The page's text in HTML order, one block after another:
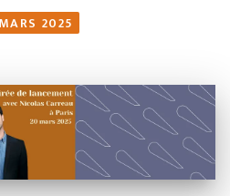
2025